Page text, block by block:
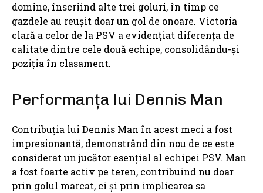
domine, înscriind alte trei goluri, în timp ce
gazdele au reușit doar un gol de onoare. Victoria
clară a celor de la PSV a evidențiat diferența de
calitate dintre cele două echipe, consolidându-și
poziția în clasament.
Performanța lui Dennis Man
Contribuția lui Dennis Man în acest meci a fost
impresionantă, demonstrând din nou de ce este
considerat un jucător esențial al echipei PSV. Man
a fost foarte activ pe teren, contribuind nu doar
prin golul marcat, ci și prin implicarea sa